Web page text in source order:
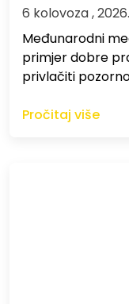
6 kolovoza , 2026.
Međunarodni
primjer dobre
privlačiti
Pročitaj više